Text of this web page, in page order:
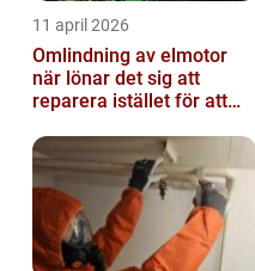
11 april 2026
Omlindning av elmotor
när lönar det sig att
reparera istället för att